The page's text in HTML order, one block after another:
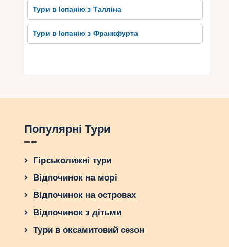
Тури в Іспанію з Талліна
Тури в Іспанію з Франкфурта
Популярні Тури
Гірськолижні тури
Відпочинок на морі
Відпочинок на островах
Відпочинок з дітьми
Тури в оксамитовий сезон